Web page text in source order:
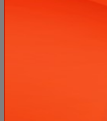
quen
Nhắc
rửa tay
khăn
không
chăn